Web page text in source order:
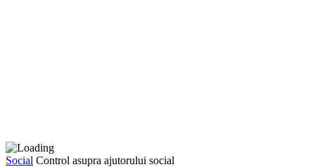
Social Control asupra ajutorului social